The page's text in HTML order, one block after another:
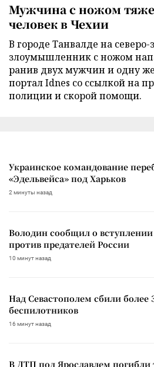
Мужчина с ножом
человек в Чехии
В городе Танвалде на
злоумышленник с ножом
ранив двух мужчин и одну
портал Idnes со ссылкой на
полиции и скорой помощи.
Украинское командование
«Эдельвейса» под Харьков
2 минуты назад
Володин сообщил о вступлении
против предателей России
10 минут назад
Над Севастополем сбили более
беспилотников
16 минут назад
В ДТП под Ярославлем погибли